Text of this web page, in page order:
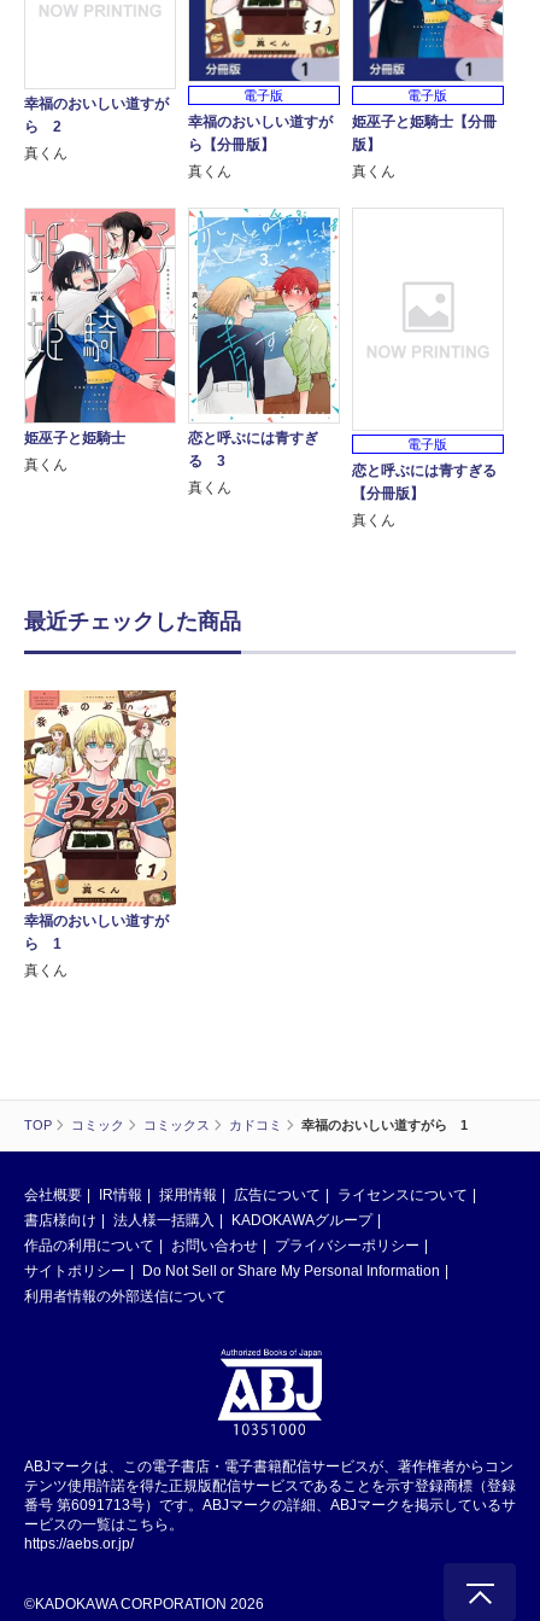
TOP コミック コミックス カドコミ 幸福のおいしい道すがら 1
幸福のおいしい道すが
ら 2
真くん
電子版
幸福のおいしい道すが
ら【分冊版】
真くん
電子版
姫巫子と姫騎士【分冊
版】
真くん
姫巫子と姫騎士
真くん
恋と呼ぶには青すぎ
る 3
真くん
電子版
恋と呼ぶには青すぎる
【分冊版】
真くん
最近チェックした商品
幸福のおいしい道すが
ら 1
真くん
会社概要 IR情報 採用情報 広告について
ライセンスについて
書店様向け
法人様一括購入
KADOKAWAグループ
作品の利用について
お問い合わせ
プライバシーポリシー
サイトポリシー
Do Not Sell or Share My Personal Information
利用者情報の外部送信について
ABJマークは、この電子書店・電子書籍配信サービスが、著作権者からコン
テンツ使用許諾を得た正規版配信サービスであることを示す登録商標（登録
番号 第6091713号）です。ABJマークの詳細、ABJマークを掲示しているサ
ービスの一覧はこちら。
https://aebs.or.jp/
©KADOKAWA CORPORATION 2026